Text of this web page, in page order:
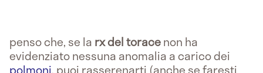
penso che, se la rx del toracenon ha
evidenziato nessuna anomalia a carico dei
polmoni, puoi rasserenarti (anche se faresti